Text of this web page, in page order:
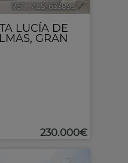
Ref.. MLS-633893 🔗
LUCÍA DE
GRAN
230.000€
21